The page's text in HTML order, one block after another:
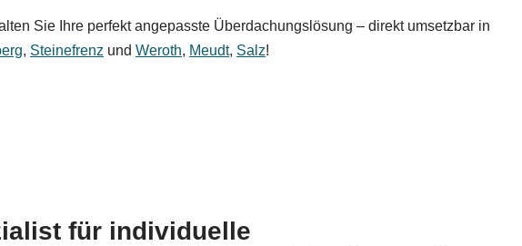
Sie Ihre perfekt angepasste Überdachungslösung – direkt umsetzbar in
, Steinefrenz und Weroth, Meudt, Salz!
für individuelle